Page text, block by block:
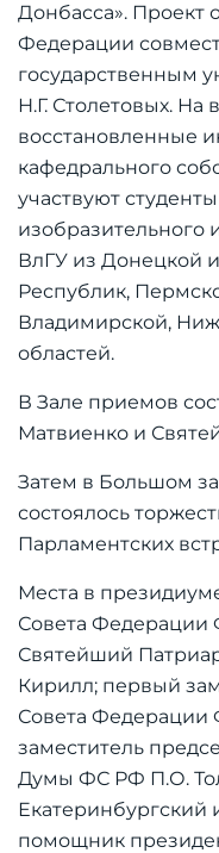
Донбасса». Проект
Федерации
государственным
Н.Г. Столетовых. На
восстановленные
кафедрального
участвуют
изобразительного
ВлГУ из Донецкой
Республик,
Владимирской,
областей.
В Зале приемов
Матвиенко и
Затем в Большом
состоялось
Парламентских
Места в
Совета
Святейший
Кирилл; первый
Совета
заместитель
Думы ФС РФ П.О.
Екатеринбургский
помощник